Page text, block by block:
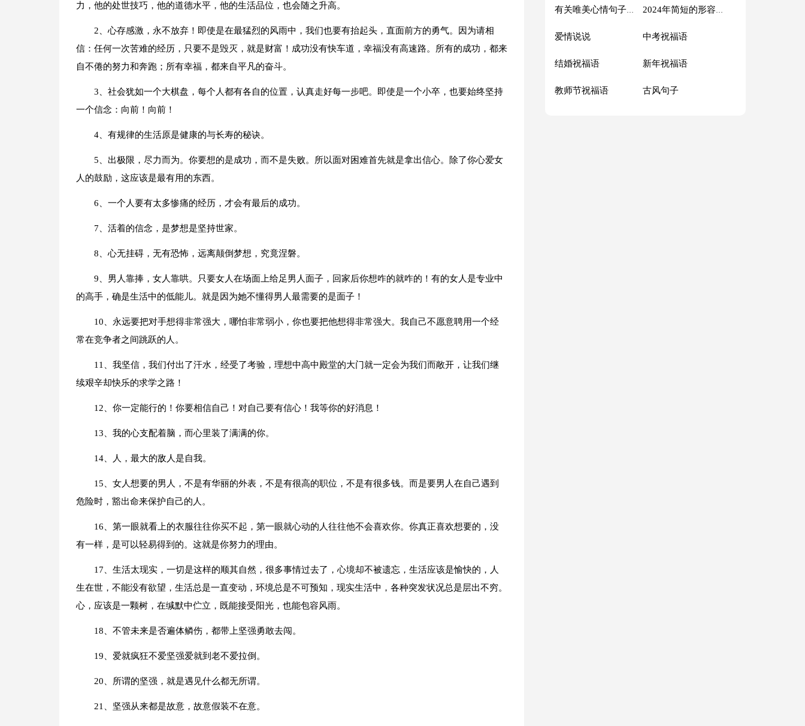
力，他的处世技巧，他的道德水平，他的生活品位，也会随之升高。
2、心存感激，永不放弃！即使是在最猛烈的风雨中，我们也要有抬起头，直面前方的勇气。因为请相
信：任何一次苦难的经历，只要不是毁灭，就是财富！成功没有快车道，幸福没有高速路。所有的成功，都来
自不倦的努力和奔跑；所有幸福，都来自平凡的奋斗。
3、社会犹如一个大棋盘，每个人都有各自的位置，认真走好每一步吧。即使是一个小卒，也要始终坚持
一个信念：向前！向前！
4、有规律的生活原是健康的与长寿的秘诀。
5、出极限，尽力而为。你要想的是成功，而不是失败。所以面对困难首先就是拿出信心。除了你心爱女
人的鼓励，这应该是最有用的东西。
6、一个人要有太多惨痛的经历，才会有最后的成功。
7、活着的信念，是梦想是坚持世家。
8、心无挂碍，无有恐怖，远离颠倒梦想，究竟涅磐。
9、男人靠捧，女人靠哄。只要女人在场面上给足男人面子，回家后你想咋的就咋的！有的女人是专业中
的高手，确是生活中的低能儿。就是因为她不懂得男人最需要的是面子！
10、永远要把对手想得非常强大，哪怕非常弱小，你也要把他想得非常强大。我自己不愿意聘用一个经
常在竞争者之间跳跃的人。
11、我坚信，我们付出了汗水，经受了考验，理想中高中殿堂的大门就一定会为我们而敞开，让我们继
续艰辛却快乐的求学之路！
12、你一定能行的！你要相信自己！对自己要有信心！我等你的好消息！
13、我的心支配着脑，而心里装了满满的你。
14、人，最大的敌人是自我。
15、女人想要的男人，不是有华丽的外表，不是有很高的职位，不是有很多钱。而是要男人在自己遇到
危险时，豁出命来保护自己的人。
16、第一眼就看上的衣服往往你买不起，第一眼就心动的人往往他不会喜欢你。你真正喜欢想要的，没
有一样，是可以轻易得到的。这就是你努力的理由。
17、生活太现实，一切是这样的顺其自然，很多事情过去了，心境却不被遗忘，生活应该是愉快的，人
生在世，不能没有欲望，生活总是一直变动，环境总是不可预知，现实生活中，各种突发状况总是层出不穷。
心，应该是一颗树，在缄默中伫立，既能接受阳光，也能包容风雨。
18、不管未来是否遍体鳞伤，都带上坚强勇敢去闯。
19、爱就疯狂不爱坚强爱就到老不爱拉倒。
20、所谓的坚强，就是遇见什么都无所谓。
21、坚强从来都是故意，故意假装不在意。
有关唯美心情句子集合59句 2024年简短的形容幸福甜蜜的句子摘录36句
爱情说说 中考祝福语
结婚祝福语 新年祝福语
教师节祝福语 古风句子